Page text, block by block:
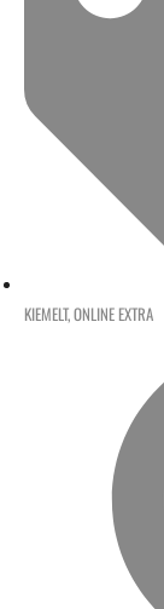
KIEMELT,ONLINE EXTRA